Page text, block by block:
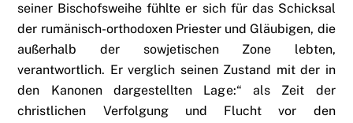
seiner Bischofsweihe fühlte er sich für das Schicksal
der rumänisch-orthodoxen Priester und Gläubigen, die
außerhalb der sowjetischen Zone lebten,
verantwortlich. Er verglich seinen Zustand mit der in
den Kanonen dargestellten Lage:“ als Zeit der
christlichen Verfolgung und Flucht vor den